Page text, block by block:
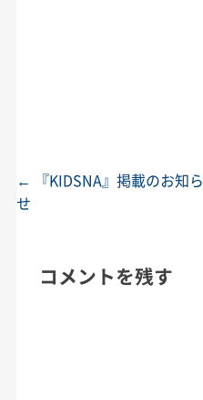
投稿ナビゲーション
←
『KIDSNA』掲載のお知ら
せ
コメントを残す